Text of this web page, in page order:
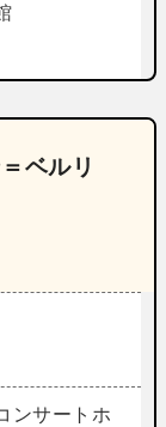
ベルリ
ンサートホ